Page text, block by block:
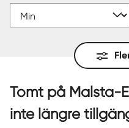
Tomt på Malsta-
inte längre